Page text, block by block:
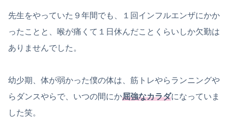
先生をやっていた９年間でも、１回インフルエンザにかか
ったことと、喉が痛くて１日休んだことくらいしか欠勤は
ありませんでした。
幼少期、体が弱かった僕の体は、筋トレやらランニングや
らダンスやらで、いつの間にか屈強なカラダになっていま
した笑。